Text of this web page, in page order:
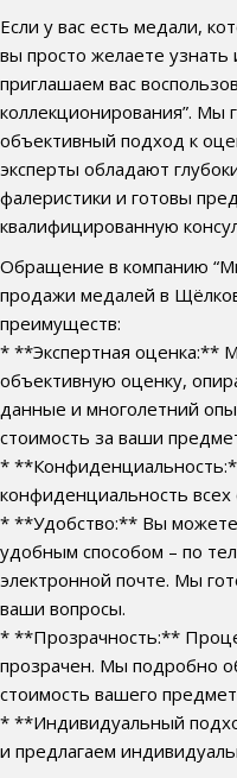
Если у вас есть медали,
вы просто желаете
приглашаем вас
коллекционирования”. Мы
объективный подход к
эксперты обладают
фалеристики и готовы
квалифицированную
Обращение в компанию
продажи медалей в
преимуществ:
* **Экспертная оценка:**
объективную оценку,
данные и многолетний
стоимость за ваши
*
конфиденциальность
* **Удобство:** Вы можете
удобным способом – по
электронной почте. Мы
ваши вопросы.
* **Прозрачность:**
прозрачен. Мы подробно
стоимость вашего
* **Индивидуальный
и предлагаем